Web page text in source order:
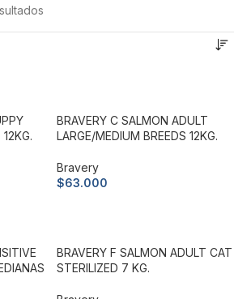
BRAVERY C SALMON ADULT
LARGE/MEDIUM BREEDS 12KG.
Bravery
$63.000
BRAVERY F SALMON ADULT CAT
STERILIZED 7 KG.